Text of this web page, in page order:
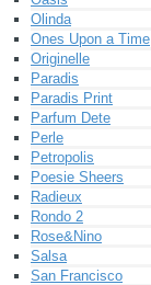
Olinda
Ones Upon a Time
Originelle
Paradis
Paradis Print
Parfum Dete
Perle
Petropolis
Poesie Sheers
Radieux
Rondo 2
Rose&Nino
Salsa
San Francisco